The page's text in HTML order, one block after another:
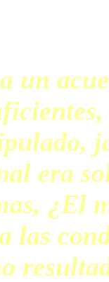
un
era
¿El
las